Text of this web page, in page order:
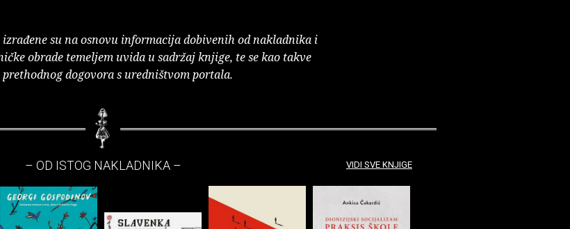
su na osnovu informacija dobivenih od nakladnika i
obrade temeljem uvida u sadržaj knjige, te se kao takve
dogovora s uredništvom portala.
– OD ISTOG NAKLADNIKA – VIDI SVE KNJIGE